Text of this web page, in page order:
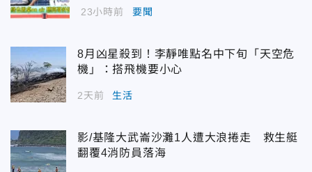
23小時前 要聞
8月凶星殺到！李靜唯點名中下旬「天空危
機」：搭飛機要小心
2天前 生活
影/基隆大武崙沙灘1人遭大浪捲走 救生艇
翻覆4消防員落海